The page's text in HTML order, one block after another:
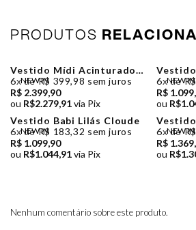
PRODUTOS
NEW IN
Vestido Mídi Acinturado
Recorte Busto Detalhes
Renda Preto Zen
6x de R$ 399,98 sem juros
R$ 2.399,90
ou R$2.279,91via Pix
NEW IN
Poá
6x de
R$
ou
NEW IN
Vestido Babi Lilás Cloude
6x de R$ 183,32 sem juros
R$ 1.099,90
ou R$1.044,91via Pix
NEW IN
Cloude
6x de
R$
ou
Nenhum comentário sobre este produto.